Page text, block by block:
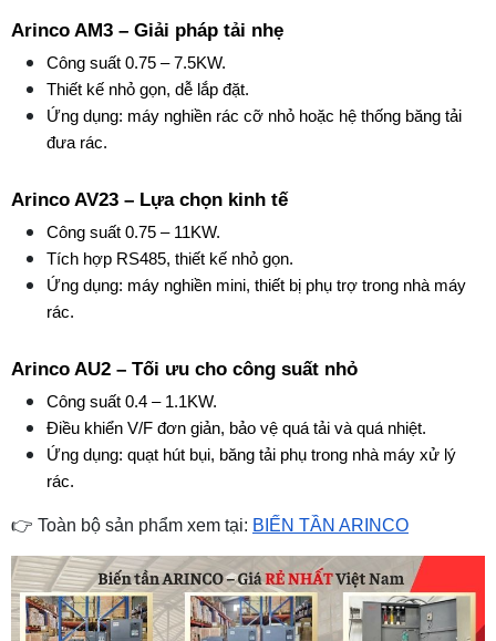
Arinco AM3 – Giải pháp tải nhẹ
Công suất 0.75 – 7.5KW.
Thiết kế nhỏ gọn, dễ lắp đặt.
Ứng dụng: máy nghiền rác cỡ nhỏ hoặc hệ thống băng tải
đưa rác.
Arinco AV23 – Lựa chọn kinh tế
Công suất 0.75 – 11KW.
Tích hợp RS485, thiết kế nhỏ gọn.
Ứng dụng: máy nghiền mini, thiết bị phụ trợ trong nhà máy
rác.
Arinco AU2 – Tối ưu cho công suất nhỏ
Công suất 0.4 – 1.1KW.
Điều khiển V/F đơn giản, bảo vệ quá tải và quá nhiệt.
Ứng dụng: quạt hút bụi, băng tải phụ trong nhà máy xử lý
rác.
👉 Toàn bộ sản phẩm xem tại: BIẾN TẦN ARINCO